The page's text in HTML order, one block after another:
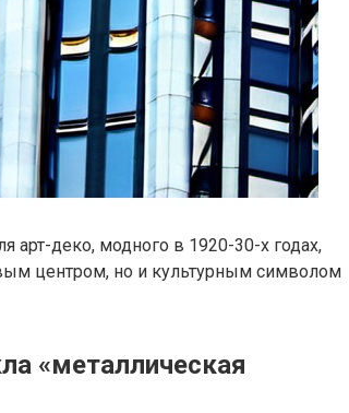
арт-деко, модного в 1920-30-х годах,
центром, но и культурным символом
«металлическая